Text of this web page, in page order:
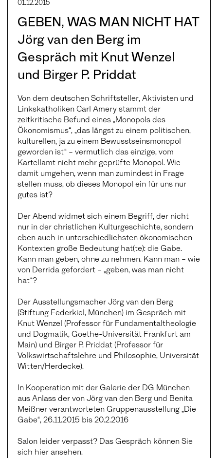
01.12.2015
GEBEN, WAS MAN NICHT HAT
Jörg van den Berg im
Gespräch mit Knut Wenzel
und Birger P. Priddat
Von dem deutschen Schriftsteller, Aktivisten und
Linkskatholiken Carl Amery stammt der
zeitkritische Befund eines „Monopols des
Ökonomismus“, „das längst zu einem politischen,
kulturellen, ja zu einem Bewusstseinsmonopol
geworden ist“ – vermutlich das einzige, vom
Kartellamt nicht mehr geprüfte Monopol. Wie
damit umgehen, wenn man zumindest in Frage
stellen muss, ob dieses Monopol ein für uns nur
gutes ist?
Der Abend widmet sich einem Begriff, der nicht
nur in der christlichen Kulturgeschichte, sondern
eben auch in unterschiedlichsten ökonomischen
Kontexten große Bedeutung hat(te): die Gabe.
Kann man geben, ohne zu nehmen. Kann man – wie
von Derrida gefordert – „geben, was man nicht
hat“?
Der Ausstellungsmacher Jörg van den Berg
(Stiftung Federkiel, München) im Gespräch mit
Knut Wenzel (Professor für Fundamentaltheologie
und Dogmatik, Goethe-Universität Frankfurt am
Main) und Birger P. Priddat (Professor für
Volkswirtschaftslehre und Philosophie, Universität
Witten/Herdecke).
In Kooperation mit der Galerie der DG München
aus Anlass der von Jörg van den Berg und Benita
Meißner verantworteten Gruppenausstellung „Die
Gabe“, 26.11.2015 bis 20.2.2016
Salon leider verpasst? Das Gespräch können Sie
sich hier ansehen.